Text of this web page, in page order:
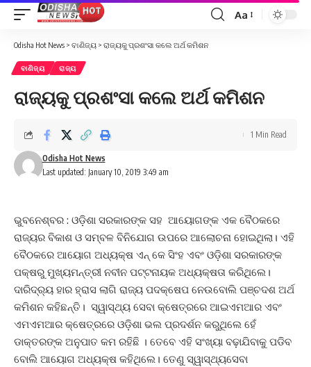
Font
Aa
Odisha Hot News > ବାଣିଜ୍ୟ > ରାଜ୍ୟକୁ ପ୍ରଶଂସା କଲେ ଅର୍ଥ କମିଶନ
ବାଣିଜ୍ୟ ରାଜ୍ୟ
ରାଜ୍ୟକୁ ପ୍ରଶଂସା କଲେ ଅର୍ଥ କମିଶନ
Last updated: January 10, 2019 3:49 am
Odisha Hot News
1 Min Read
ଭୁବନେଶ୍ବର : ଓଡ଼ିଶା ସରକାରଙ୍କ ସହ ଆୟୋଗଙ୍କ ଏକ ବୈଠକରେ
ରାଜ୍ୟର ବିକାଶ ଓ ସମ୍ବଳ ବିନିଯୋଗ ଉପରେ ଆଲୋଚନା ହୋଇଥିଲା। ଏହି
ବୈଠକରେ ଆୟୋଗ ଅଧ୍ୟକ୍ଷ ଏନ୍ କେ ସିଂହ ଏବଂ ଓଡ଼ିଶା ସରକାରଙ୍କ
ପକ୍ଷରୁ ମୁଖ୍ୟମନ୍ତ୍ରୀ ନବୀନ ପଟ୍ଟନାୟକ ଅଧ୍ୟକ୍ଷତା କରିଥିଲେ।
ଦାରିଦ୍ର‌୍ୟ ହାର ହ୍ରାସ ଲାଗି ରାଜ୍ୟ ପଦକ୍ଷେପ ନେଉବୋଲି ପଞ୍ଚଦଶ ଅର୍ଥ
କମିଶନ କହିଛନ୍ତି। ସ୍ୱାସ୍ଥ୍ୟ ସେବା କ୍ଷେତ୍ରରେ ଆଇଏମଆର ଏବଂ
ଏମଏମଆର କ୍ଷେତ୍ରରେ ଓଡ଼ିଶା ଭଲ ପ୍ରଦର୍ଶନ କରୁଥିଲେ ହେଁ
ଡାକ୍ତରଙ୍କ ଅନୁପାତ କମ ରହିଛି । ତେବେ ଏହି ସଂଖ୍ୟା ବଢ଼ାଯିବାକୁ ପଡିବ
ବୋଲି ଆୟୋଗ ଅଧ୍ୟକ୍ଷ କହିଥିଲେ। ତେଣୁ ସ୍ୱାସ୍ଥ୍ୟସେବା